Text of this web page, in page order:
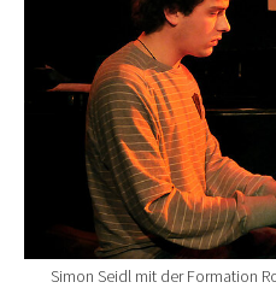
Simon Seidl mit der Formation